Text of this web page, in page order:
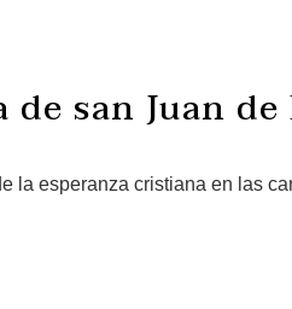
san Juan
la esperanza cristiana en las